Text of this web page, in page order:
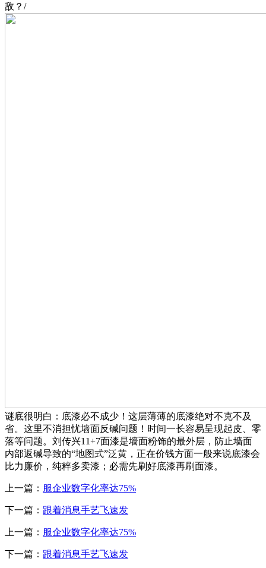
敌？/
谜底很明白：底漆必不成少！这层薄薄的底漆绝对不克不及
省。这里不消担忧墙面反碱问题！时间一长容易呈现起皮、零
落等问题。刘传兴11+7面漆是墙面粉饰的最外层，防止墙面
内部返碱导致的“地图式”泛黄，正在价钱方面一般来说底漆会
比力廉价，纯粹多卖漆；必需先刷好底漆再刷面漆。
上一篇： 服企业数字化率达75%
下一篇： 跟着消息手艺飞速发
上一篇： 服企业数字化率达75%
下一篇： 跟着消息手艺飞速发